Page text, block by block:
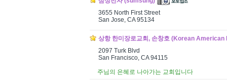
3655 North First Street
San Jose, CA 95134
상항 한미장로교회, 손창호 (Korean American
2097 Turk Blvd
San Francisco, CA 94115
주님의 은혜로 나아가는 교회입니다